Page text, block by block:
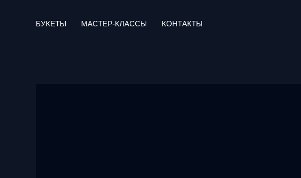
БУКЕТЫ МАСТЕР-КЛАССЫ КОНТАКТЫ